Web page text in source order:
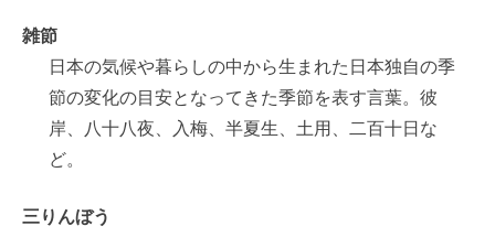
雑節
日本の気候や暮らしの中から生まれた日本独自の季
節の変化の目安となってきた季節を表す言葉。彼
岸、八十八夜、入梅、半夏生、土用、二百十日な
ど。
三りんぼう